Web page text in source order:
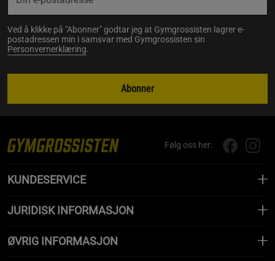
Ved å klikke på "Abonner" godtar jeg at Gymgrossisten lagrer e-
postadressen min i samsvar med Gymgrossisten sin
Personvernerklæring.
Abonner
Følg oss her:
KUNDESERVICE
JURIDISK INFORMASJON
ØVRIG INFORMASJON